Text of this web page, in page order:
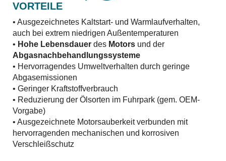
VORTEILE
• Ausgezeichnetes Kaltstart- und Warmlaufverhalten,
auch bei extrem niedrigen Außentemperaturen
• Hohe Lebensdauer des Motors und der
Abgasnachbehandlungssysteme
• Hervorragendes Umweltverhalten durch geringe
Abgasemissionen
• Geringer Kraftstoffverbrauch
• Reduzierung der Ölsorten im Fuhrpark (gem. OEM-
Vorgabe)
• Ausgezeichnete Motorsauberkeit verbunden mit
hervorragenden mechanischen und korrosiven
Verschleißschutz